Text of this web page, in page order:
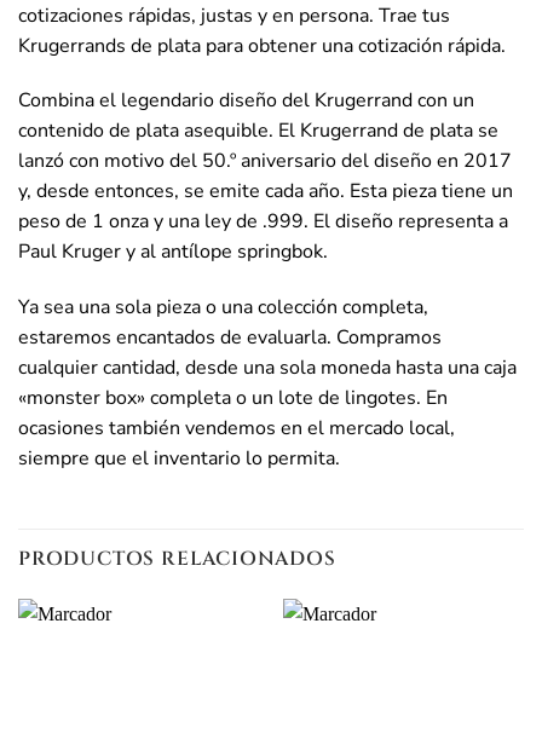
cotizaciones rápidas, justas y en persona. Trae tus
Krugerrands de plata para obtener una cotización rápida.
Combina el legendario diseño del Krugerrand con un
contenido de plata asequible. El Krugerrand de plata se
lanzó con motivo del 50.º aniversario del diseño en 2017
y, desde entonces, se emite cada año. Esta pieza tiene un
peso de 1 onza y una ley de .999. El diseño representa a
Paul Kruger y al antílope springbok.
Ya sea una sola pieza o una colección completa,
estaremos encantados de evaluarla. Compramos
cualquier cantidad, desde una sola moneda hasta una caja
«monster box» completa o un lote de lingotes. En
ocasiones también vendemos en el mercado local,
siempre que el inventario lo permita.
PRODUCTOS RELACIONADOS